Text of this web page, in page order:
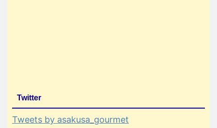
Twitter
Tweets by asakusa_gourmet